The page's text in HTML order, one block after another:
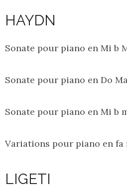
HAYDN
Sonate pour piano en Mi b
Sonate pour piano en Do
Sonate pour piano en Mi b
Variations pour piano en fa
LIGETI